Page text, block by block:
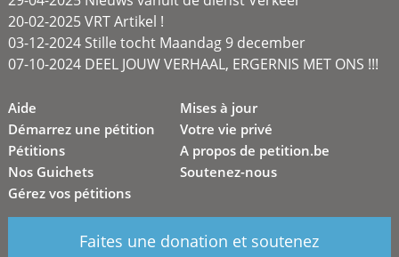
20-02-2025 VRT Artikel !
03-12-2024 Stille tocht Maandag 9 december
07-10-2024 DEEL JOUW VERHAAL, ERGERNIS MET ONS !!!
Aide
Démarrez une pétition
Pétitions
Nos Guichets
Gérez vos pétitions
Mises à jour
Votre vie privé
A propos de petition.be
Soutenez-nous
Faites une donation et soutenez